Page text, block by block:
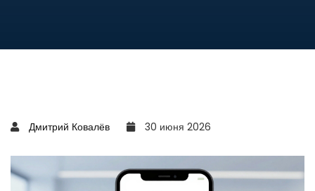
Дмитрий Ковалёв 30 июня 2026